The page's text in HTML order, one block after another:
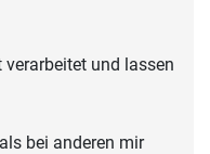
und lassen
bei anderen mir